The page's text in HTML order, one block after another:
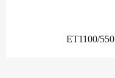
ET1100/550